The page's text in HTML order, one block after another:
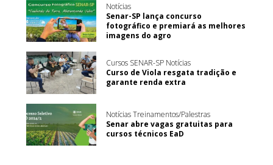
Notícias
Senar-SP lança concurso
fotográfico e premiará as melhores
imagens do agro
Cursos SENAR-SP Notícias
Curso de Viola resgata tradição e
garante renda extra
Notícias Treinamentos/Palestras
Senar abre vagas gratuitas para
cursos técnicos EaD